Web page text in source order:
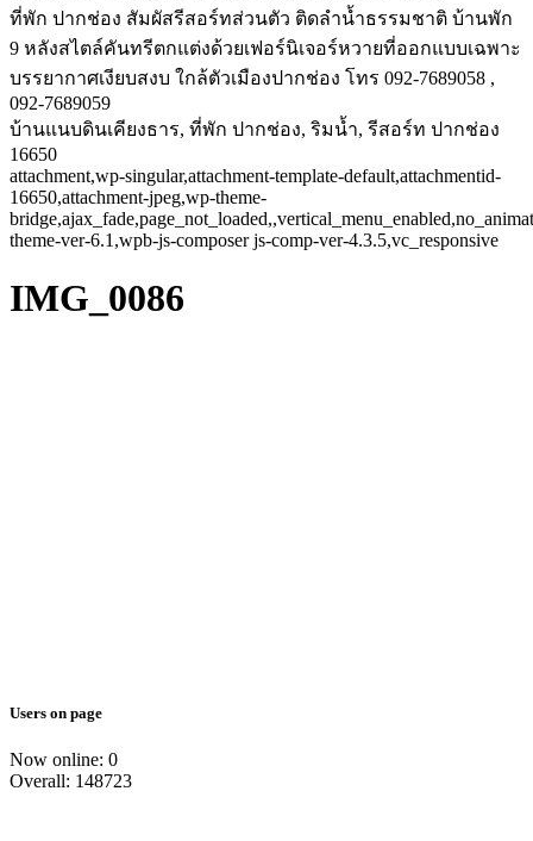
ที่พัก ปากช่อง สัมผัสรีสอร์ทส่วนตัว ติดลำน้ำธรรมชาติ บ้านพัก
9 หลังสไตล์คันทรีตกแต่งด้วยเฟอร์นิเจอร์หวายที่ออกแบบเฉพาะ
บรรยากาศเงียบสงบ ใกล้ตัวเมืองปากช่อง โทร 092-7689058 ,
092-7689059
บ้านแนบดินเคียงธาร, ที่พัก ปากช่อง, ริมน้ำ, รีสอร์ท ปากช่อง
16650
attachment,wp-singular,attachment-template-default,attachmentid-
16650,attachment-jpeg,wp-theme-
theme-ver-6.1,wpb-js-composer js-comp-ver-4.3.5,vc_responsive
IMG_0086
Users on page
Now online: 0
Overall: 148723